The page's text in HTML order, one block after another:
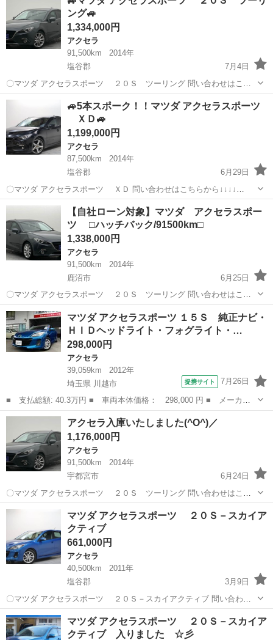
５Ｃ 社外メモリーナビ ワンセグＴＶ Ｂｌｕｅｔｏｏｔｈ ＤＶ
Ｄ ＣＤ キーレ...ング🚙
1,334,000円
アクセラ
91,500km
2014年
塩谷郡
7月4日
〇マツダ アクセラスポーツ ２０Ｓ ツーリング 問い合わせはこち
らから↓↓↓↓ https://www.otoron.jp/lists/detail?carno=045899 ----------------
アクセラ オトロン
🚙5本スポーク！！マツダ アクセラスポーツ
ＸＤ🚙
1,199,000円
アクセラ
87,500km
2014年
塩谷郡
6月29日
〇マツダ アクセラスポーツ ＸＤ 問い合わせはこちらから↓↓↓↓
https://www.otoron.jp/lists/detail?carno=045591 ---------------------...
栃木 塩谷郡 アクセラ オトロン
【自社ローン対象】マツダ アクセラスポー
ツ □ハッチバック/91500km□
1,338,000円
アクセラ
91,500km
2014年
鹿沼市
6月25日
〇マツダ アクセラスポーツ ２０Ｓ ツーリング 問い合わせはこち
らから↓↓↓↓ https://www.otoron.jp/lists/detail?carno=045899 ----------------
--...
栃木 鹿沼市 アクセラ オトロン
マツダ アクセラスポーツ １５Ｓ 純正ナビ・
ＨＩＤヘッドライト・フォグライト・…
298,000円
アクセラ
39,059km
2012年
埼玉県 川越市
提携サイト 7月26日
■ 支払総額: 40.3万円 ■ 車両本体価格： 298,000 円 ■ メーカー
名： マツダ ■ 車種名： アクセラスポーツ ■ グレード名： １
５Ｓ 純正ナビ・ＨＩＤヘッドライト・フォグライト・純正１６イン
チアルミホイ...
埼玉 川越市 アクセラ
アクセラ入庫いたしました(^O^)／
1,176,000円
アクセラ
91,500km
2014年
宇都宮市
6月24日
〇マツダ アクセラスポーツ ２０Ｓ ツーリング 問い合わせはこち
らから↓↓↓↓ https://www.otoron.jp/lists/detail?carno=045899 ------------...
栃木 アクセラ オトロン
マツダ アクセラスポーツ ２０Ｓ－スカイア
クティブ
661,000円
アクセラ
40,500km
2011年
塩谷郡
3月9日
〇マツダ アクセラスポーツ ２０Ｓ－スカイアクティブ 問い合わせ
はこちらから↓↓↓↓ https://www.otoron.jp/lists/detail?carno=042632 ------
---------...
栃木 塩谷郡 アクセラ オトロン
マツダ アクセラスポーツ ２０Ｓ－スカイア
クティブ 入りました ☆彡